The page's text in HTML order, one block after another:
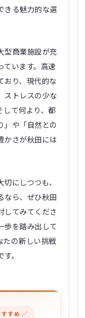
きる魅力的な選
型商業施設が充
ています。高速
おり、現代的な
ストレスの少な
して何より、都
」や「自然との
かさが秋田には
にしつつも、
なら、ぜひ秋田
してみてくださ
歩を踏み出して
たの新しい挑戦
。
すめ ／